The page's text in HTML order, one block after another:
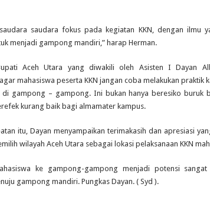
saudara fokus pada kegiatan KKN, dengan ilmu
menjadi gampong mandiri,” harap Herman.
Aceh Utara yang diwakili oleh Asisten I Dayan
mahasiswa peserta KKN jangan coba melakukan praktik
di gampong – gampong. Ini bukan hanya beresiko buruk
kurang baik bagi almamater kampus.
itu, Dayan menyampaikan terimakasih dan apresiasi
wilayah Aceh Utara sebagai lokasi pelaksanaan KKN
ke gampong-gampong menjadi potensi
gampong mandiri. Pungkas Dayan. ( Syd ).